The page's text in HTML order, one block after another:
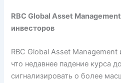
RBC Global Asset
инвесторов
RBC Global Asset
что недавнее падение курса
сигнализировать о более